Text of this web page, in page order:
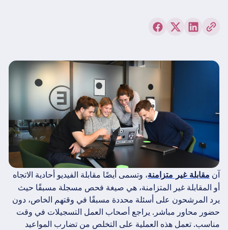
آنمقابلة غير متزامنة، وتسمى أيضًا مقابلة الفيديو أحادية الاتجاه
أو المقابلة غير المتزامنة، هي صيغة فحص مسجلة مسبقًا حيث
يرد المرشحون على أسئلة محددة مسبقًا في وقتهم الخاص، دون
حضور محاور مباشر. يراجع أصحاب العمل التسجيلات في وقت
مناسب. تعمل هذه العملية على التخلص من تضارب المواعيد